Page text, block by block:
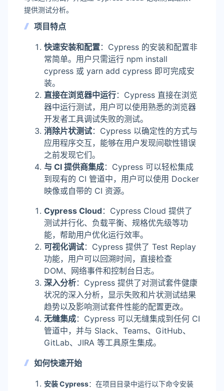
提供测试分析。
项目特点
快速安装和配置：Cypress 的安装和配置非
常简单。用户只需运行 npm install
cypress 或 yarn add cypress 即可完成安
装。
直接在浏览器中运行：Cypress 直接在浏览
器中运行测试，用户可以使用熟悉的浏览器
开发者工具调试失败的测试。
消除片状测试：Cypress 以确定性的方式与
应用程序交互，能够在用户发现间歇性错误
之前发现它们。
与 CI 提供商集成：Cypress 可以轻松集成
到现有的 CI 管道中，用户可以使用 Docker
映像或自带的 CI 资源。
Cypress Cloud：Cypress Cloud 提供了
测试并行化、负载平衡、规格优先级等功
能，帮助用户优化运行效率。
可视化调试：Cypress 提供了 Test Replay
功能，用户可以回溯时间，直接检查
DOM、网络事件和控制台日志。
深入分析：Cypress 提供了对测试套件健康
状况的深入分析，显示失败和片状测试结果
趋势以及影响测试套件性能的配置更改。
无缝集成：Cypress 可以无缝集成到任何 CI
管道中，并与 Slack、Teams、GitHub、
GitLab、JIRA 等工具原生集成。
如何快速开始
安装 Cypress：在项目目录中运行以下命令安装